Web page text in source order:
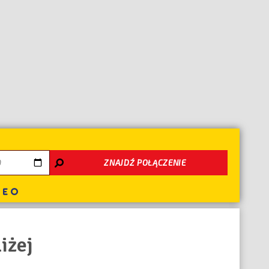
ZNAJDŹ POŁĄCZENIE